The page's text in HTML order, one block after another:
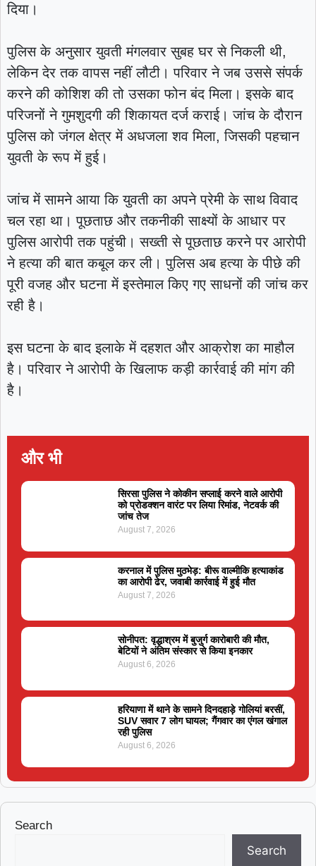
दिया।
पुलिस के अनुसार युवती मंगलवार सुबह घर से निकली थी,
लेकिन देर तक वापस नहीं लौटी। परिवार ने जब उससे संपर्क
करने की कोशिश की तो उसका फोन बंद मिला। इसके बाद
परिजनों ने गुमशुदगी की शिकायत दर्ज कराई। जांच के दौरान
पुलिस को जंगल क्षेत्र में अधजला शव मिला, जिसकी पहचान
युवती के रूप में हुई।
जांच में सामने आया कि युवती का अपने प्रेमी के साथ विवाद
चल रहा था। पूछताछ और तकनीकी साक्ष्यों के आधार पर
पुलिस आरोपी तक पहुंची। सख्ती से पूछताछ करने पर आरोपी
ने हत्या की बात कबूल कर ली। पुलिस अब हत्या के पीछे की
पूरी वजह और घटना में इस्तेमाल किए गए साधनों की जांच कर
रही है।
इस घटना के बाद इलाके में दहशत और आक्रोश का माहौल
है। परिवार ने आरोपी के खिलाफ कड़ी कार्रवाई की मांग की
है।
और भी
सिरसा पुलिस ने कोकीन सप्लाई करने वाले आरोपी
को प्रोडक्शन वारंट पर लिया रिमांड, नेटवर्क की
जांच तेज
August 7, 2026
करनाल में पुलिस मुठभेड़: बीरू वाल्मीकि हत्याकांड
का आरोपी ढेर, जवाबी कार्रवाई में हुई मौत
August 7, 2026
सोनीपत: वृद्धाश्रम में बुजुर्ग कारोबारी की मौत,
बेटियों ने अंतिम संस्कार से किया इनकार
August 6, 2026
हरियाणा में थाने के सामने दिनदहाड़े गोलियां बरसीं,
SUV सवार 7 लोग घायल; गैंगवार का एंगल खंगाल
रही पुलिस
August 6, 2026
Search
Search